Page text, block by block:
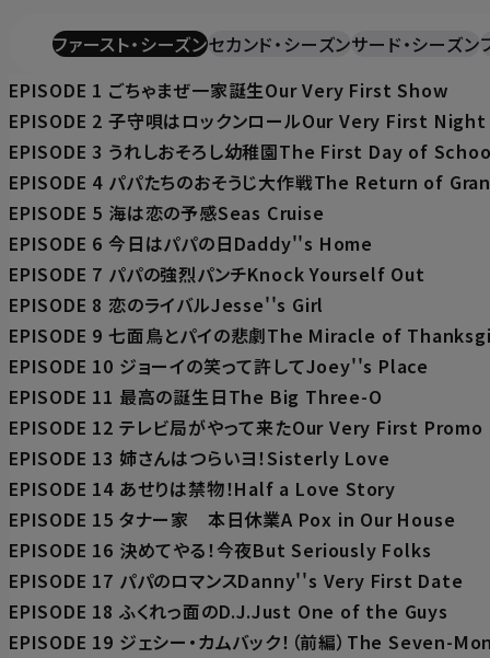
ファースト・シーズンセカンド・シーズンサード・シーズン
EPISODE 1 ごちゃまぜ一家誕生Our Very First Show
EPISODE 2 子守唄はロックンロールOur Very First Night
EPISODE 3 うれしおそろし幼稚園The First Day of
EPISODE 4 パパたちのおそうじ大作戦The Return of
EPISODE 5 海は恋の予感Seas Cruise
EPISODE 6 今日はパパの日Daddy''s Home
EPISODE 7 パパの強烈パンチKnock Yourself Out
EPISODE 8 恋のライバルJesse''s Girl
EPISODE 9 七面鳥とパイの悲劇The Miracle of
EPISODE 10 ジョーイの笑って許してJoey''s Place
EPISODE 11 最高の誕生日The Big Three-O
EPISODE 12 テレビ局がやって来たOur Very First Promo
EPISODE 13 姉さんはつらいヨ！Sisterly Love
EPISODE 14 あせりは禁物！Half a Love Story
EPISODE 15 タナー家 本日休業A Pox in Our House
EPISODE 16 決めてやる！今夜But Seriously Folks
EPISODE 17 パパのロマンスDanny''s Very First Date
EPISODE 18 ふくれっ面のD.J.Just One of the Guys
EPISODE 19 ジェシー・カムバック！（前編）The Seven-